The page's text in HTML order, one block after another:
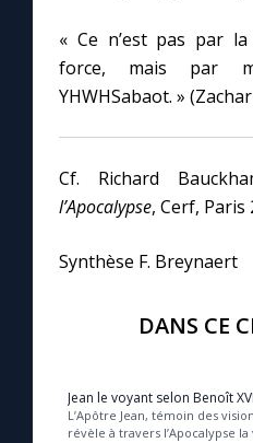
« Ce n’est pas par
force, mais par
YHWHSabaot. »
Cf. Richard
l’Apocalypse, Cerf, Paris
Synthèse F. Breynaert
DANS CE
Jean le voyant selon Benoît
L’Apôtre Jean, témoin des
révèle à travers l’Apocalypse